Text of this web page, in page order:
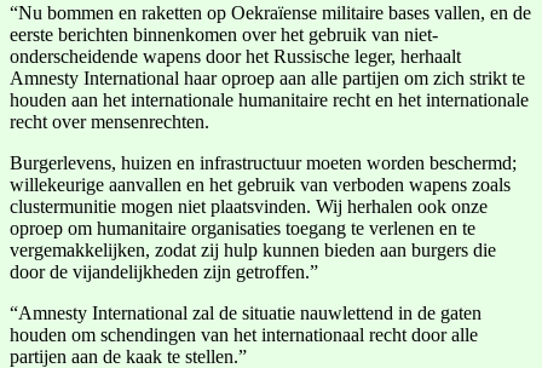
“Nu bommen en raketten op Oekraïense militaire bases vallen, en de
eerste berichten binnenkomen over het gebruik van niet-
onderscheidende wapens door het Russische leger, herhaalt
Amnesty International haar oproep aan alle partijen om zich strikt te
houden aan het internationale humanitaire recht en het internationale
recht over mensenrechten.
Burgerlevens, huizen en infrastructuur moeten worden beschermd;
willekeurige aanvallen en het gebruik van verboden wapens zoals
clustermunitie mogen niet plaatsvinden. Wij herhalen ook onze
oproep om humanitaire organisaties toegang te verlenen en te
vergemakkelijken, zodat zij hulp kunnen bieden aan burgers die
door de vijandelijkheden zijn getroffen.”
“Amnesty International zal de situatie nauwlettend in de gaten
houden om schendingen van het internationaal recht door alle
partijen aan de kaak te stellen.”